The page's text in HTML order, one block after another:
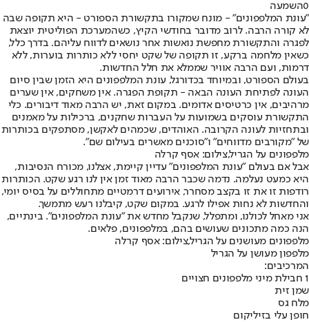
0השמעה
"עונת המלפפונים" - מונח שמקורו בתקשורת הספורט - היא תקופה שבה
לא קורה הרבה. לרוב מדובר בחודשי הקיץ, כשהמערכת הפוליטית יוצאת
לפגרה והתקשורת מחפשת נואשות אחר נושאים לדווח עליהם. בדרך כלל,
כשאין מלחמה ברקע, זו תקופה של שקט יחסי ללא כותרות בוערות, ללא
דרמות, ועם הרבה אוויר שממלא את חלל החדשות.
בעולם הספורט, ובמיוחד בכדורגל, עונת המלפפונים היא הזמן שבין סיום
העונה לפתיחת העונה הבאה - תקופת הפגרה. אין משחקים, אין שערים
מרהיבים, אין כרטיסים אדומים. במקום זאת, יש הרבה מאוד דיבורים. כלי
התקשורת עוסקים בשמועות על העברות שחקנים, ברכילות על מאמנים
ובתחזיות לעונה הקרובה. האוהדים, שכמהים לאקשן, מסתפקים בכותרות
של "מקורבים מדווחים" ו"סוכנים מאשרים בעילום שם".
מלפפונים על הגריל,צילום: אסף קרלה
אבל אם בעולם "עונת המלפפונים" עדיין קיימת, אצלנו, מכורח הנסיבות,
היא כמעט נעלמה. נדמה שכבר הרבה מאוד זמן אין לנו רגע שקט. הכותרות
רודפות זו את זו בקצב מסחרר, אירועים דרמטיים מתחוללים על בסיס יומי,
והחדשות לא נחות אפילו לרגע. במקום שקט, קיבלנו רעש מתמשך.
אני מאחל לכולנו, ומתפלל, שנקבל מחדש את "עונת המלפפונים". בינתיים,
הנה כמה מתכונים שעושים בהם, במלפפונים, פלאים.
מלפפונים מעושנים על הגריל,צילום: אסף קרלה
מלפפון מעושן על הגריל
המרכיבים:
1 חבילת מיני מלפפונים חצויים
שמן זית
מלח גס
חופן עלי בזיליקום